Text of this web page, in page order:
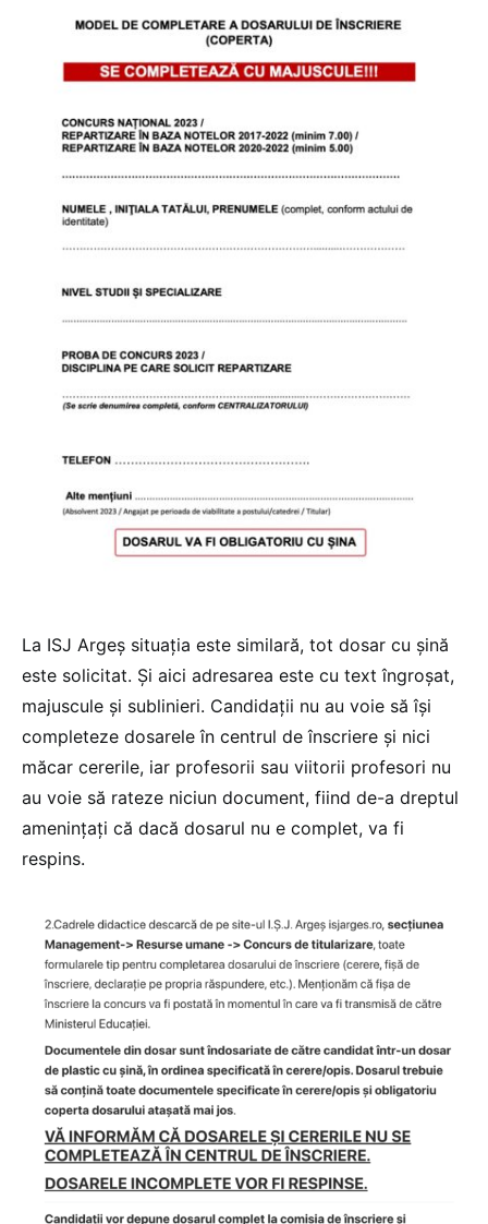
La ISJ Argeș situația este similară, tot dosar cu șină
este solicitat. Și aici adresarea este cu text îngroșat,
majuscule și sublinieri. Candidații nu au voie să își
completeze dosarele în centrul de înscriere și nici
măcar cererile, iar profesorii sau viitorii profesori nu
au voie să rateze niciun document, fiind de-a dreptul
amenințați că dacă dosarul nu e complet, va fi
respins.